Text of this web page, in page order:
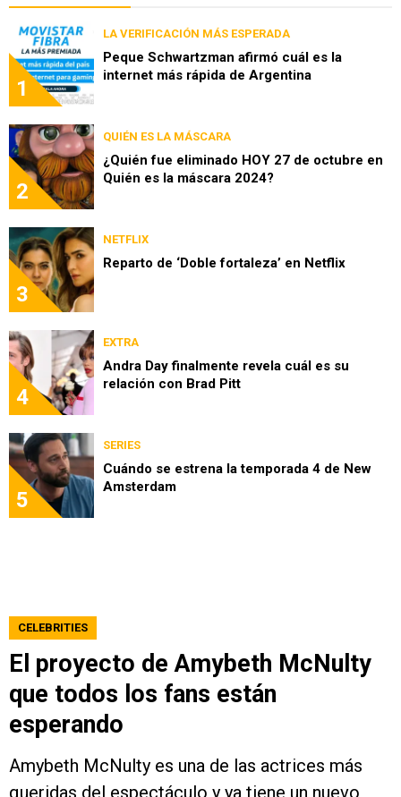
1
LA VERIFICACIÓN MÁS ESPERADA
Peque Schwartzman afirmó cuál es la
internet más rápida de Argentina
2
QUIÉN ES LA MÁSCARA
¿Quién fue eliminado HOY 27 de octubre en
Quién es la máscara 2024?
3
NETFLIX
Reparto de ‘Doble fortaleza’ en Netflix
4
EXTRA
Andra Day finalmente revela cuál es su
relación con Brad Pitt
5
SERIES
Cuándo se estrena la temporada 4 de New
Amsterdam
CELEBRITIES
El proyecto de Amybeth McNulty
que todos los fans están
esperando
Amybeth McNulty es una de las actrices más
queridas del espectáculo y ya tiene un nuevo